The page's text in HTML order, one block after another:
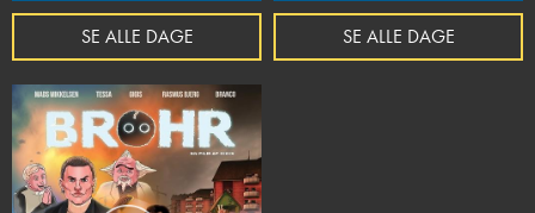
SE ALLE DAGE SE ALLE DAGE